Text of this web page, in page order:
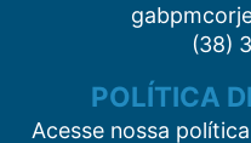
(38)
POLÍTICA
Acesse nossa